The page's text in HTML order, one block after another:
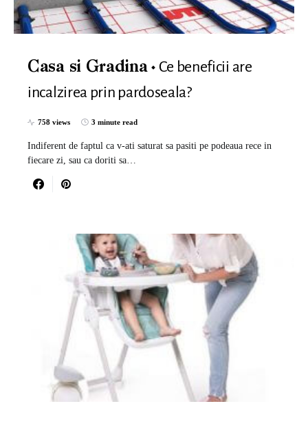
Casa si Gradina
Ce beneficii are
incalzirea prin pardoseala?
758 views 3 minute read
Indiferent de faptul ca v-ati saturat sa pasiti pe podeaua rece in
fiecare zi, sau ca doriti sa…